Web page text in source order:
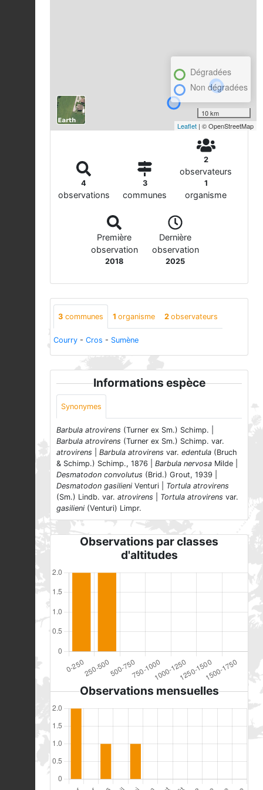
Dégradées
Non dégradées
10 km
Leaflet | © OpenStreetMap
4
observations
3
communes
2
observateurs
1
organisme
Première
observation
2018
Dernière
observation
2025
3 communes 1 organisme 2 observateurs
Courry - Cros - Sumène
Informations espèce
Synonymes
Barbula atrovirens (Turner ex Sm.) Schimp. |
Barbula atrovirens (Turner ex Sm.) Schimp. var.
atrovirens
Barbula atrovirens var. edentula (Bruch
& Schimp.) Schimp., 1876 | Barbula nervosa Milde |
Desmatodon convolutus (Brid.) Grout, 1939 |
Desmatodon gasilieni Venturi | Tortula atrovirens
(Sm.) Lindb. var. atrovirens Tortula atrovirens var.
gasilieni (Venturi) Limpr.
Observations par classes
d'altitudes
Observations mensuelles